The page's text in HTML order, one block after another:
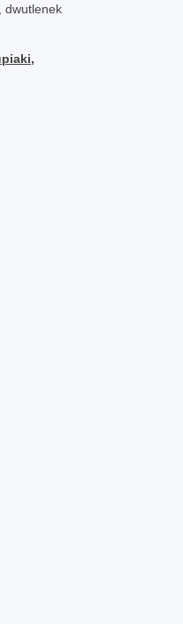
dwutlenek